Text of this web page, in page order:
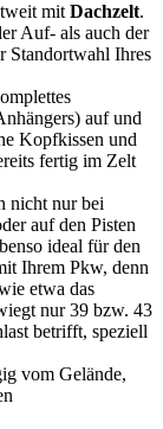
mit Dachzelt.
Auf- als auch der
Standortwahl Ihres
auf und
Kopfkissen und
fertig im Zelt
nicht nur bei
auf den Pisten
ideal für den
Ihrem Pkw, denn
etwa das
nur 39 bzw. 43
betrifft, speziell
vom Gelände,